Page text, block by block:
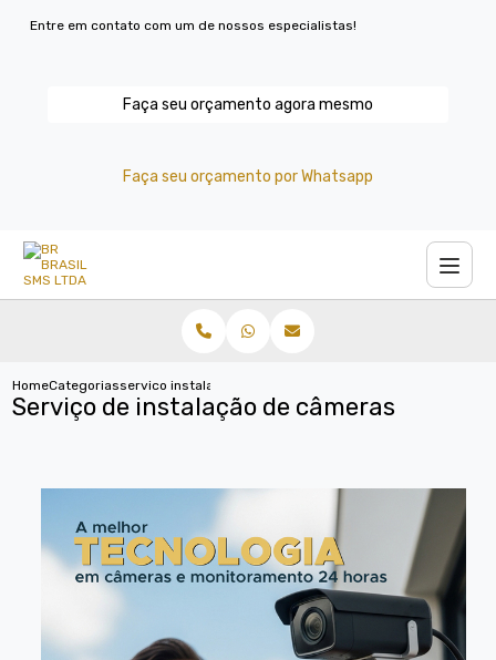
Entre em contato com um de nossos especialistas!
Faça seu orçamento agora mesmo
Faça seu orçamento por Whatsapp
HomeCategoriasservico instalacao cameras
Serviço de instalação de câmeras